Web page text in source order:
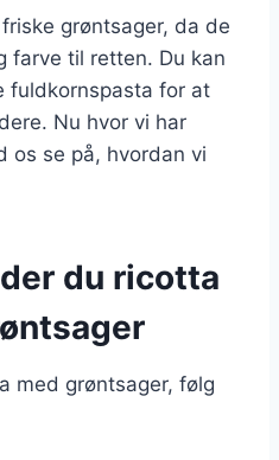
grøntsager, da de
farve til retten. Du kan
fuldkornspasta for at
Nu hvor vi har
os se på, hvordan vi
du ricotta
med grøntsager, følg